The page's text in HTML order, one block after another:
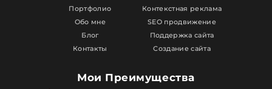
Портфолио
Обо мне
Блог
Контакты
Контекстная реклама
SEO продвижение
Поддержка сайта
Создание сайта
Мои Преимущества